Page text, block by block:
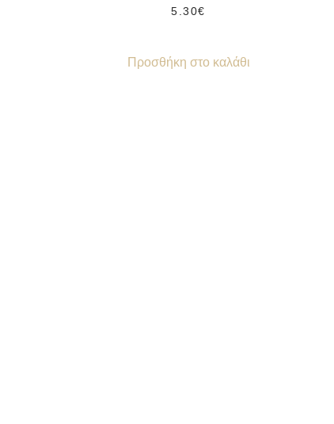
5.30€
Προσθήκη στο καλάθι